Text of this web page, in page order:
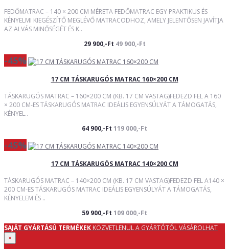
FEDŐMATRAC – 140 × 200 CM MÉRETA FEDŐMATRAC EGY PRAKTIKUS ÉS
KÉNYELMI KIEGÉSZÍTŐ MEGLÉVŐ MATRACODHOZ, AMELY JELENTŐSEN JAVÍTJA
AZ ALVÁS MINŐSÉGÉT ÉS K..
29 900,-Ft 49 900,-Ft
-45%
17 CM TÁSKARUGÓS MATRAC 160×200 CM
TÁSKARUGÓS MATRAC – 160×200 CM (KB. 17 CM VASTAG)FEDEZD FEL A 160
× 200 CM-ES TÁSKARUGÓS MATRAC IDEÁLIS EGYENSÚLYÁT A TÁMOGATÁS,
KÉNYEL..
64 900,-Ft 119 000,-Ft
-45%
17 CM TÁSKARUGÓS MATRAC 140×200 CM
TÁSKARUGÓS MATRAC – 140×200 CM (KB. 17 CM VASTAG)FEDEZD FEL A140 ×
200 CM-ES TÁSKARUGÓS MATRAC IDEÁLIS EGYENSÚLYÁT A TÁMOGATÁS,
KÉNYELEM ÉS ..
59 900,-Ft 109 000,-Ft
SAJÁT GYÁRTÁSÚ TERMÉKEK KÖZVETLENÜL A GYÁRTÓTÓL VÁSÁROLHAT
×